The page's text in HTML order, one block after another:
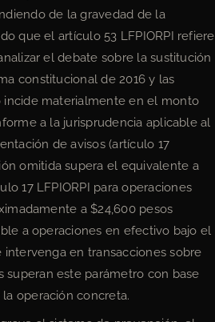
de la gravedad de la
que el artículo 53 LFPIORPI refiere
el debate sobre la sustitución
constitucional de 2016 y las
incide materialmente en el monto
a la jurisprudencia aplicable al
de avisos (artículo 17
omitida supera el equivalente a
17 LFPIORPI para operaciones
a $24,600 pesos
a operaciones en efectivo bajo el
en transacciones sobre
este parámetro con base
operación concreta.